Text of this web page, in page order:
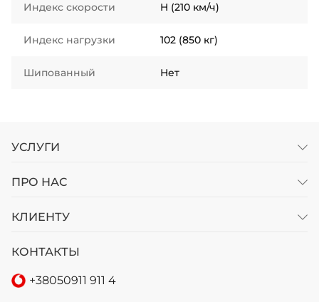
Индекс скорости H (210 км/ч)
Индекс нагрузки 102 (850 кг)
Шипованный Нет
УСЛУГИ
ПРО НАС
КЛИЕНТУ
КОНТАКТЫ
+38050911 911 4